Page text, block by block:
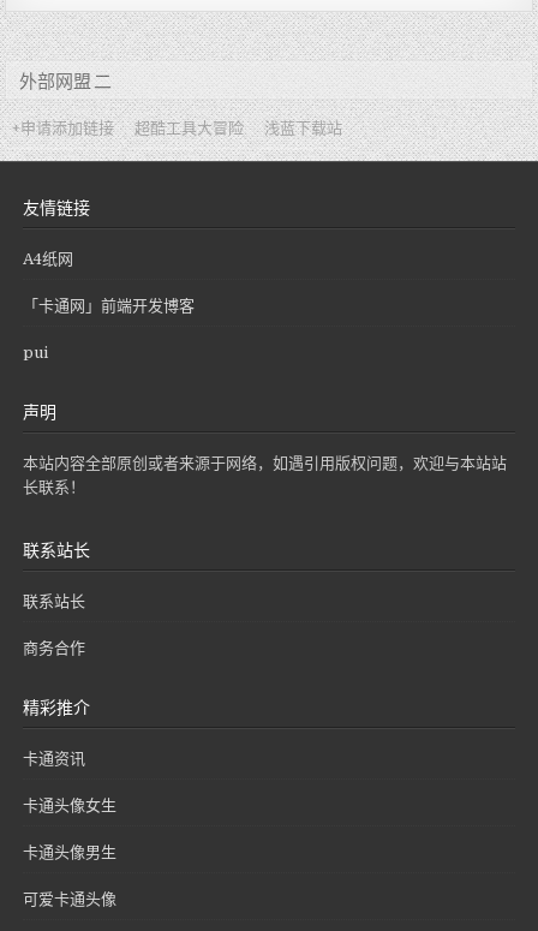
外部网盟 二
+申请添加链接 超酷工具大冒险 浅蓝下载站
友情链接
A4纸网
「卡通网」前端开发博客
pui
声明
本站内容全部原创或者来源于网络，如遇引用版权问题，欢迎与本站站
长联系！
联系站长
联系站长
商务合作
精彩推介
卡通资讯
卡通头像女生
卡通头像男生
可爱卡通头像